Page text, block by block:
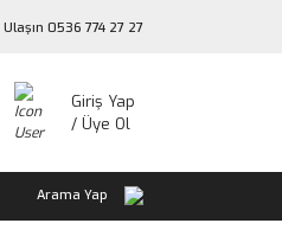
Ulaşın 0536 774 27 27
Giriş Yap
/ Üye Ol
Arama Yap